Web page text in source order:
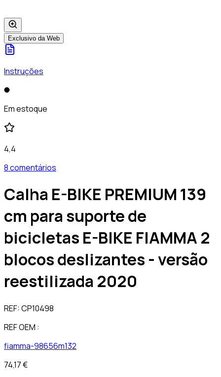
Exclusivo da Web
Instruções
Em estoque
4,4
8 comentários
Calha E-BIKE PREMIUM 139
cm para suporte de
bicicletas E-BIKE FIAMMA 2
blocos deslizantes - versão
reestilizada 2020
REF:CP10498
REF OEM :
fiamma-98656m132
74,17 €